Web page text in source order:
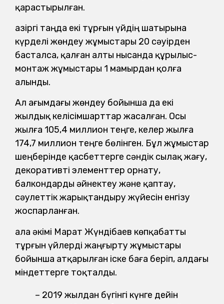
қарастырылған.
Қазіргі таңда екі тұрғын үйдің шатырына
күрделі жөндеу жұмыстары 20 сәуірден
басталса, қалған алты нысанда құрылыс-
монтаж жұмыстары 1 мамырдан қолға
алынды.
Ал ағымдағы жөндеу бойынша да екі
жылдық келісімшарттар жасалған. Осы
жылға 105,4 миллион теңге, келер жылға
174,7 миллион теңге бөлінген. Бұл жұмыстар
шеңберінде қасбеттерге сәндік сылақ жағу,
декоративті элементтер орнату,
балкондарды әйнектеу және қаптау,
сәулеттік жарықтандыру жүйесін енгізу
жоспарланған.
Қала әкімі Марат Жүндібаев көпқабатты
тұрғын үйлерді жаңғырту жұмыстары
бойынша атқарылған іске баға беріп, алдағы
міндеттерге тоқталды.
– 2019 жылдан бүгінгі күнге дейін